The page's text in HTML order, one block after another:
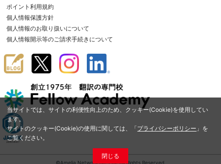
当サイトでは、サイトの利便性向上のため、クッキー(Cookie)を使用してい
ます。
サイトのクッキー(Cookie)の使用に関しては、「プライバシーポリシー 」を
ご覧ください。
閉じる
ポイント利用規約
個人情報保護方針
個人情報のお取り扱いについて
個人情報開示等のご請求手続きについて
©Amelia Network Co.,Ltd. All Rights Reserved.